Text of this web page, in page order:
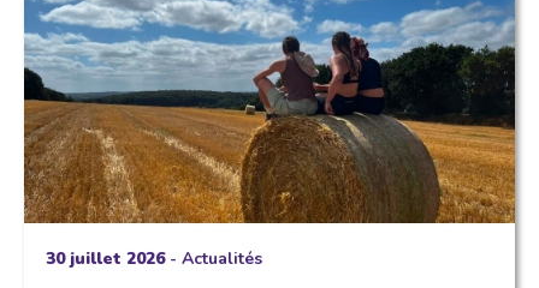
30 juillet 2026- Actualités